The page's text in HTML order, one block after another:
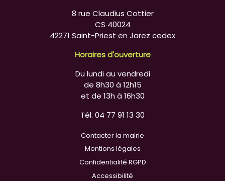
8 rue Claudius Cottier
CS 40024
42271 Saint-Priest en Jarez cedex
Horaires d'ouverture
Du lundi au vendredi
de 8h30 à 12h15
et de 13h à 16h30
Tél. 04 77 91 13 30
Contacter la mairie
Mentions légales
Confidentialité RGPD
Accessibilité